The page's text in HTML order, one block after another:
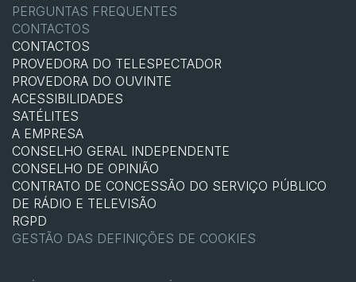
PERGUNTAS FREQUENTES
CONTACTOS
CONTACTOS
PROVEDORA DO TELESPECTADOR
PROVEDORA DO OUVINTE
ACESSIBILIDADES
SATÉLITES
A EMPRESA
CONSELHO GERAL INDEPENDENTE
CONSELHO DE OPINIÃO
CONTRATO DE CONCESSÃO DO SERVIÇO PÚBLICO
DE RÁDIO E TELEVISÃO
RGPD
GESTÃO DAS DEFINIÇÕES DE COOKIES